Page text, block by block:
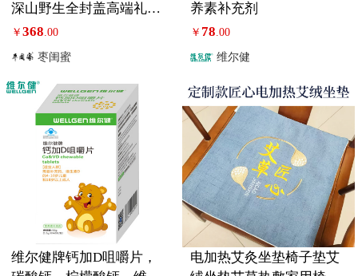
深山野生全封盖高端礼品
钧瓷礼盒 2罐装
￥368.00
枣闺蜜
养素补充剂
￥ 78.00
维尔健
维尔健牌钙加D咀嚼片，
电加热艾灸坐垫椅子垫艾